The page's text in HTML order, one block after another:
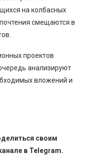
на колбасных
смещаются в
проектов
анализируют
вложений и
своим
в Telegram.